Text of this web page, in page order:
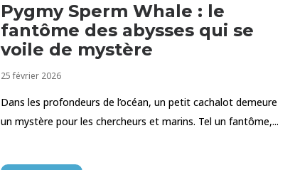
Pygmy Sperm Whale : le
fantôme des abysses qui se
voile de mystère
25 février 2026
Dans les profondeurs de l’océan, un petit cachalot demeure
un mystère pour les chercheurs et marins. Tel un fantôme,...